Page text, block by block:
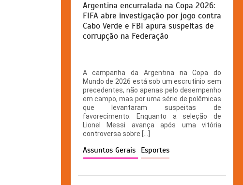
Argentina encurralada na Copa 2026:
FIFA abre investigação por jogo contra
Cabo Verde e FBI apura suspeitas de
corrupção na Federação
A campanha da Argentina na Copa do
Mundo de 2026 está sob um escrutínio sem
precedentes, não apenas pelo desempenho
em campo, mas por uma série de polêmicas
que levantaram suspeitas de
favorecimento. Enquanto a seleção de
Lionel Messi avança após uma vitória
controversa sobre […]
Assuntos Gerais Esportes